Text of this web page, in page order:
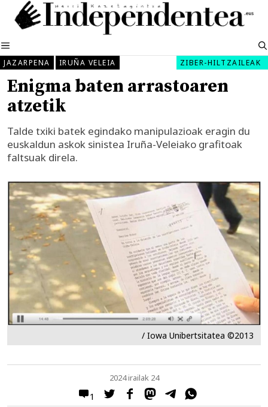
Edukira
salto
MENUA
JAZARPENA IRUÑA VELEIA ZIBER-HILTZAILEAK
Enigma baten arrastoaren
atzetik
Talde txiki batek egindako manipulazioak eragin du
euskaldun askok sinistea Iruña-Veleiako grafitoak
faltsuak direla.
/ Iowa Unibertsitatea ©2013
1
2024 irailak 24